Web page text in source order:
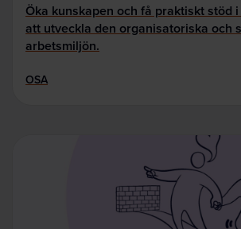
Öka kunskapen och få praktiskt stöd
att utveckla den organisatoriska och
arbetsmiljön.
OSA